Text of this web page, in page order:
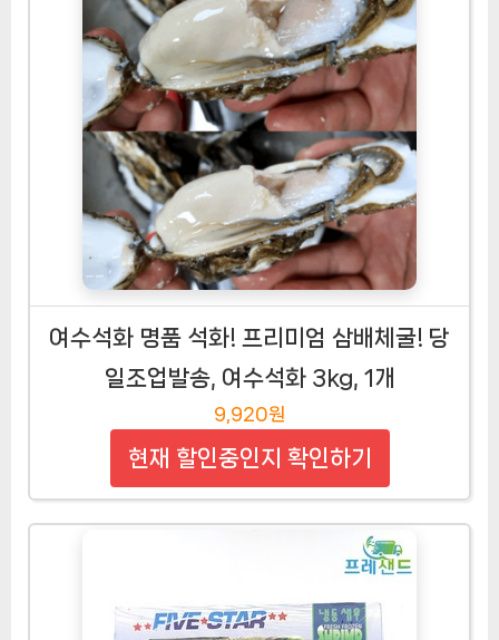
여수석화 명품 석화! 프리미엄 삼배체굴! 당
일조업발송, 여수석화 3kg, 1개
9,920원
현재 할인중인지 확인하기